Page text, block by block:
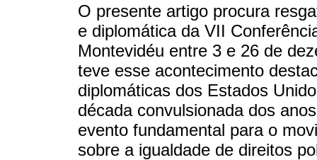
O presente artigo procura
e diplomática da VII
Montevidéu entre 3 e 26 de
teve esse acontecimento
diplomáticas dos Estados
década convulsionada dos
evento fundamental para o
sobre a igualdade de direitos